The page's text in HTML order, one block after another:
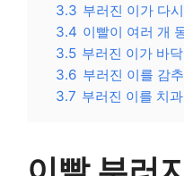
3.3 부러진 이가 다
3.4 이빨이 여러 개
3.5 부러진 이가 바
3.6 부러진 이를 감
3.7 부러진 이를 치